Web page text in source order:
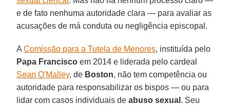
e de fato nenhuma autoridade clara — para avaliar as
acusações de má conduta ou negligência episcopal.
AComissão para a Tutela de Menores, instituída pelo
Papa Francisco em 2014 e liderada pelo cardeal
Sean O'Malley, de Boston, não tem competência ou
autoridade para responsabilizar os bispos — ou para
lidar com casos individuais deabuso sexual . Seu